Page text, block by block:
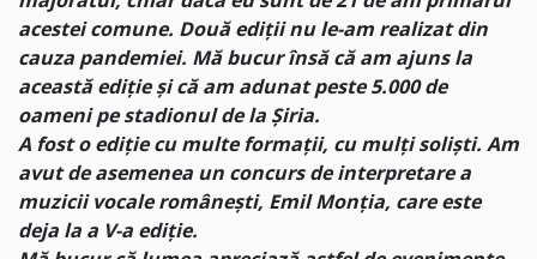
acestei comune. Două ediții nu le-am realizat din
cauza pandemiei. Mă bucur însă că am ajuns la
această ediție și că am adunat peste 5.000 de
oameni pe stadionul de la Șiria.
A fost o ediție cu multe formații, cu mulți soliști. Am
avut de asemenea un concurs de interpretare a
muzicii vocale românești, Emil Monția, care este
deja la a V-a ediție.